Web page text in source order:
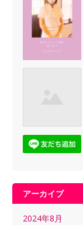
アーカイブ
2024年8月